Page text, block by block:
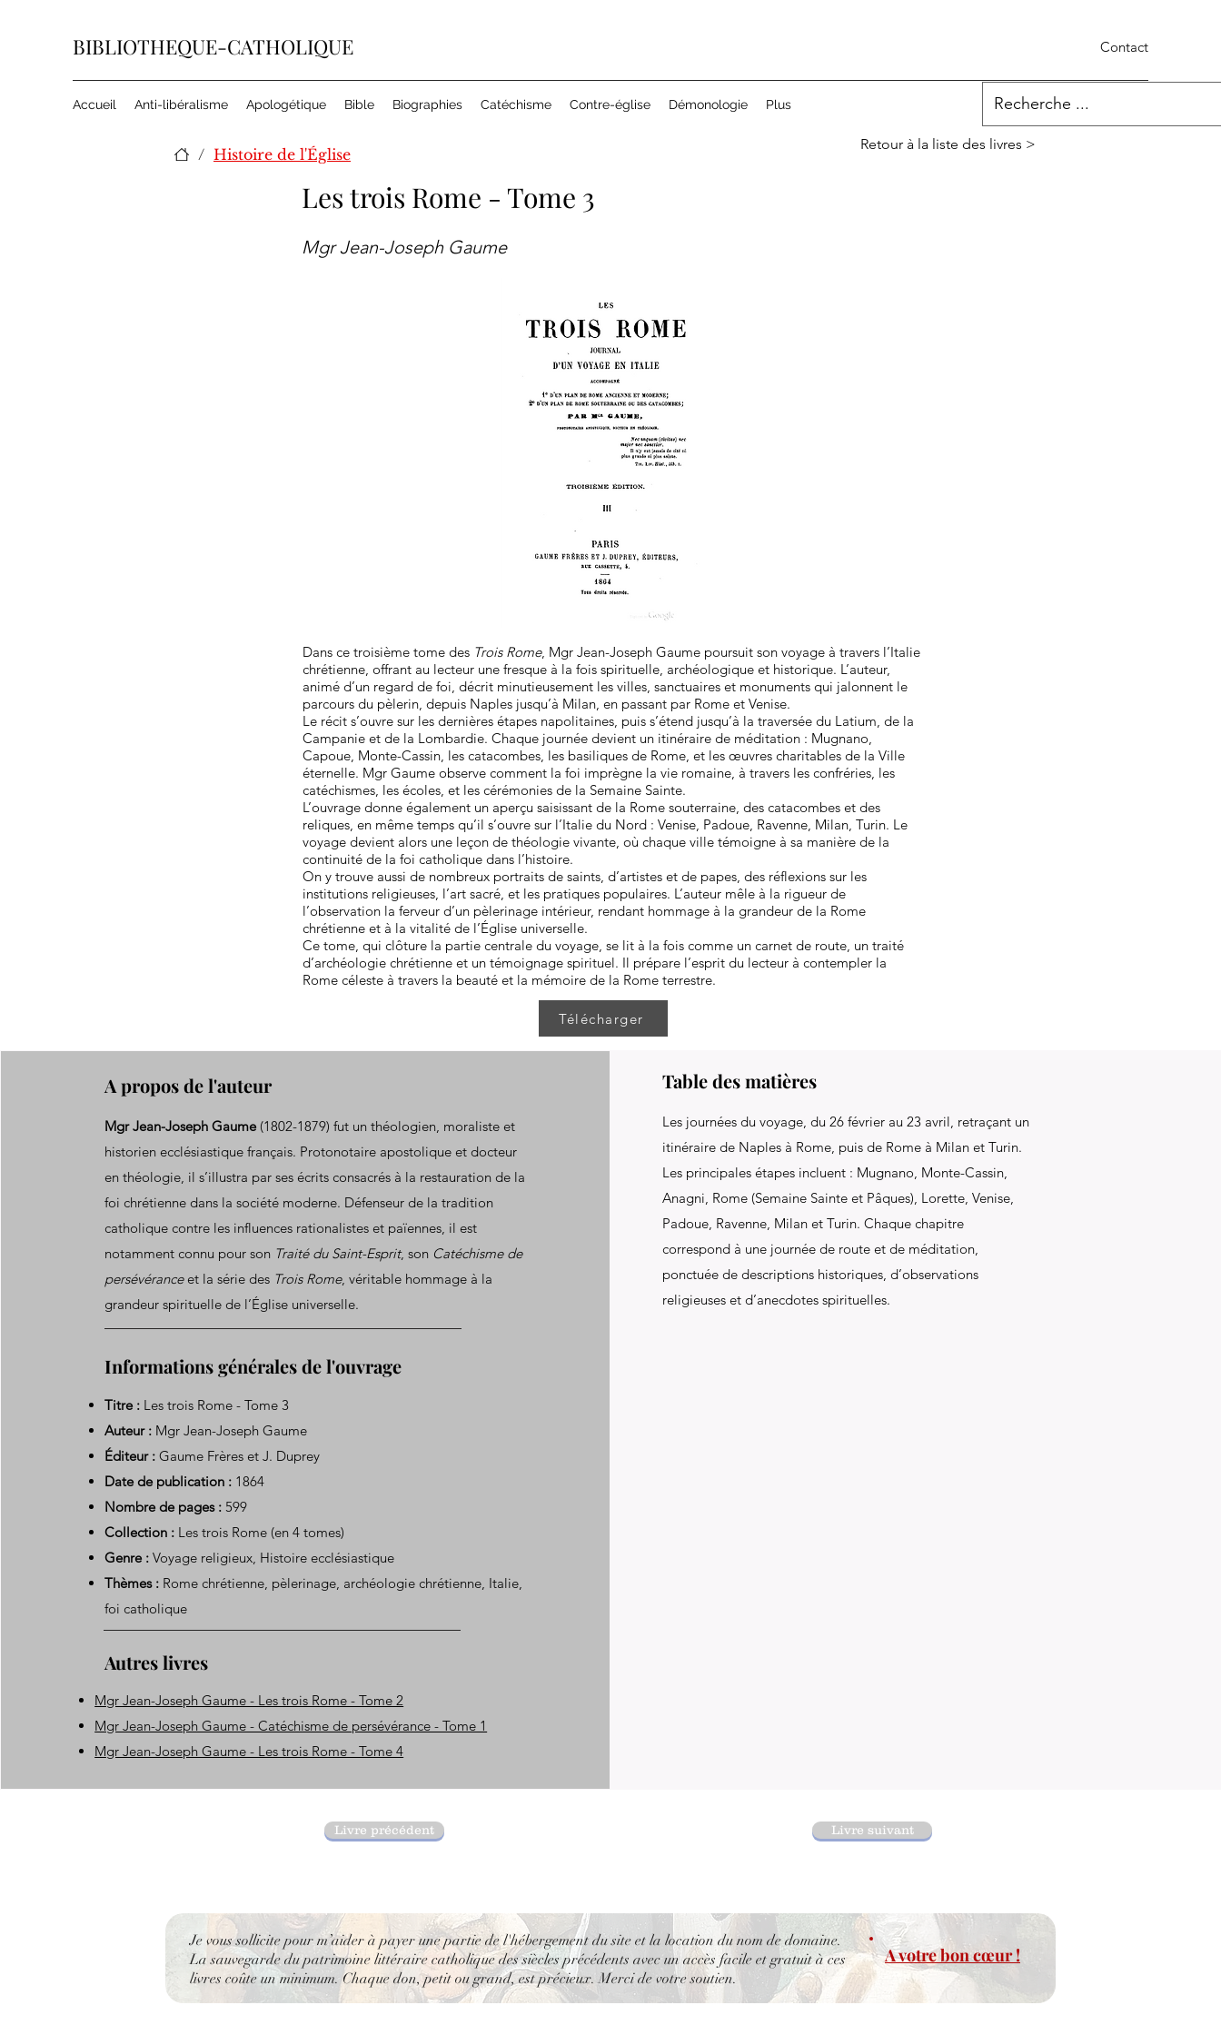
BIBLIOTHEQUE-CATHOLIQUE Contact
Accueil Anti-libéralisme Apologétique Bible Biographies Catéchisme Contre-église Démonologie Plus
/ Histoire de l'Église
Retour à la liste des livres >
Les trois Rome - Tome 3
Mgr Jean-Joseph Gaume
Dans ce troisième tome des Trois Rome, Mgr Jean-Joseph Gaume poursuit son voyage à travers l’Italie
chrétienne, offrant au lecteur une fresque à la fois spirituelle, archéologique et historique. L’auteur,
animé d’un regard de foi, décrit minutieusement les villes, sanctuaires et monuments qui jalonnent le
parcours du pèlerin, depuis Naples jusqu’à Milan, en passant par Rome et Venise.
Le récit s’ouvre sur les dernières étapes napolitaines, puis s’étend jusqu’à la traversée du Latium, de la
Campanie et de la Lombardie. Chaque journée devient un itinéraire de méditation : Mugnano,
Capoue, Monte-Cassin, les catacombes, les basiliques de Rome, et les œuvres charitables de la Ville
éternelle. Mgr Gaume observe comment la foi imprègne la vie romaine, à travers les confréries, les
catéchismes, les écoles, et les cérémonies de la Semaine Sainte.
L’ouvrage donne également un aperçu saisissant de la Rome souterraine, des catacombes et des
reliques, en même temps qu’il s’ouvre sur l’Italie du Nord : Venise, Padoue, Ravenne, Milan, Turin. Le
voyage devient alors une leçon de théologie vivante, où chaque ville témoigne à sa manière de la
continuité de la foi catholique dans l’histoire.
On y trouve aussi de nombreux portraits de saints, d’artistes et de papes, des réflexions sur les
institutions religieuses, l’art sacré, et les pratiques populaires. L’auteur mêle à la rigueur de
l’observation la ferveur d’un pèlerinage intérieur, rendant hommage à la grandeur de la Rome
chrétienne et à la vitalité de l’Église universelle.
Ce tome, qui clôture la partie centrale du voyage, se lit à la fois comme un carnet de route, un traité
d’archéologie chrétienne et un témoignage spirituel. Il prépare l’esprit du lecteur à contempler la
Rome céleste à travers la beauté et la mémoire de la Rome terrestre.
Télécharger
A propos de l'auteur
Mgr Jean-Joseph Gaume (1802-1879) fut un théologien, moraliste et
historien ecclésiastique français. Protonotaire apostolique et docteur
en théologie, il s’illustra par ses écrits consacrés à la restauration de la
foi chrétienne dans la société moderne. Défenseur de la tradition
catholique contre les influences rationalistes et païennes, il est
notamment connu pour son Traité du Saint-Esprit, son Catéchisme de
persévéranceet la série des Trois Rome, véritable hommage à la
grandeur spirituelle de l’Église universelle.
Informations générales de l'ouvrage
Titre : Les trois Rome - Tome 3
Auteur : Mgr Jean-Joseph Gaume
Éditeur : Gaume Frères et J. Duprey
Date de publication : 1864
Nombre de pages : 599
Collection : Les trois Rome (en 4 tomes)
Genre : Voyage religieux, Histoire ecclésiastique
Thèmes : Rome chrétienne, pèlerinage, archéologie chrétienne, Italie,
foi catholique
Autres livres
Mgr Jean-Joseph Gaume - Les trois Rome - Tome 2
Mgr Jean-Joseph Gaume - Catéchisme de persévérance - Tome 1
Mgr Jean-Joseph Gaume - Les trois Rome - Tome 4
Table des matières
Les journées du voyage, du 26 février au 23 avril, retraçant un
itinéraire de Naples à Rome, puis de Rome à Milan et Turin.
Les principales étapes incluent : Mugnano, Monte-Cassin,
Anagni, Rome (Semaine Sainte et Pâques), Lorette, Venise,
Padoue, Ravenne, Milan et Turin. Chaque chapitre
correspond à une journée de route et de méditation,
ponctuée de descriptions historiques, d’observations
religieuses et d’anecdotes spirituelles.
Livre précédent Livre suivant
A votre bon cœur !
Je vous sollicite pour m’aider à payer une partie de l'hébergement du site et la location du nom de domaine.
La sauvegarde du patrimoine littéraire catholique des siècles précédents avec un accès facile et gratuit à ces
livres coûte un minimum. Chaque don, petit ou grand, est précieux. Merci de votre soutien.